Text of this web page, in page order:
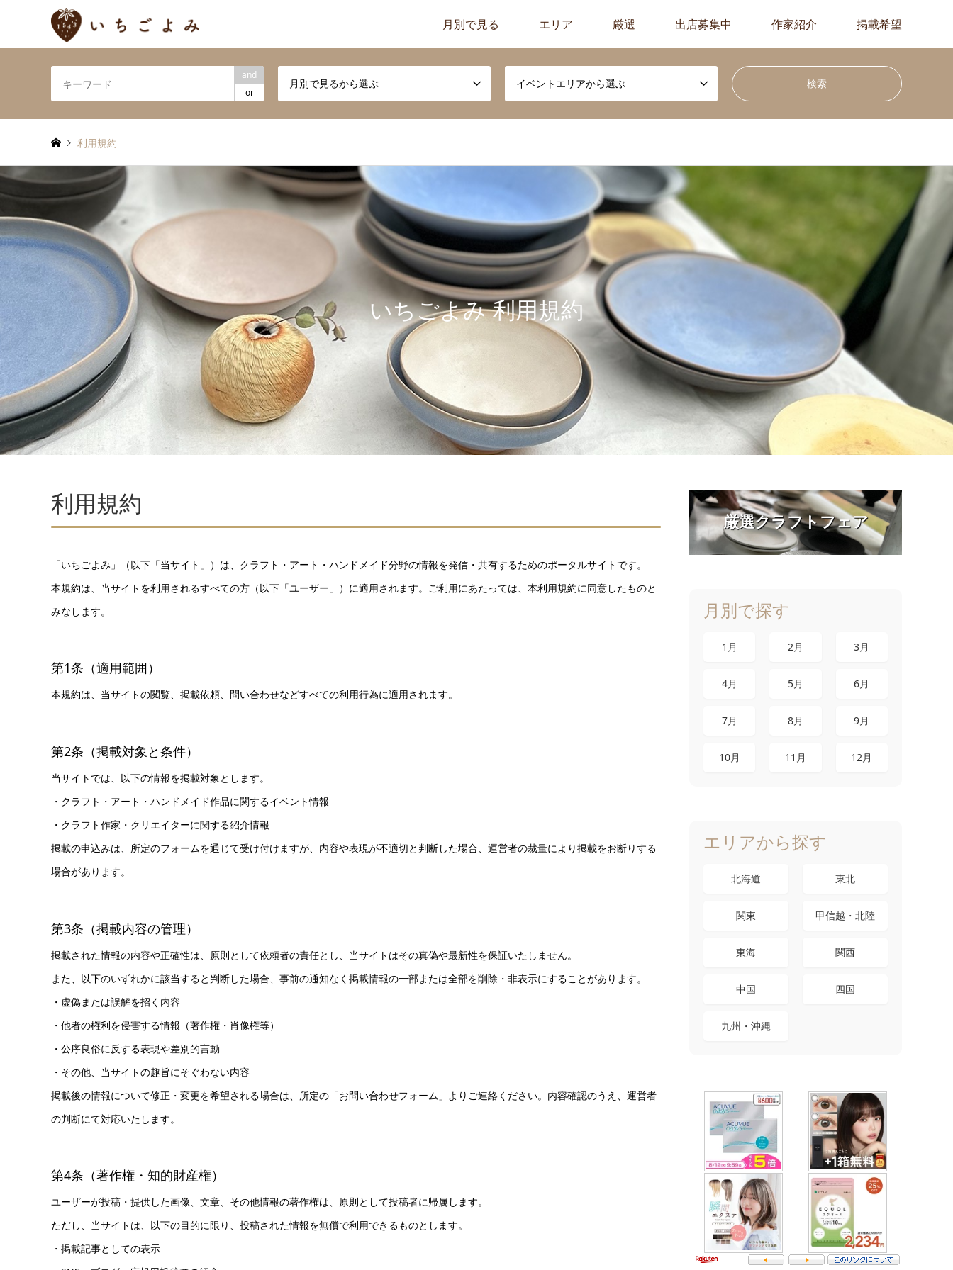
月別で見る エリア 厳選 出店募集中 作家紹介 掲載希望
and
or
月別で見るから選ぶ イベントエリアから選ぶ
利用規約
いちごよみ 利用規約
利用規約
「いちごよみ」（以下「当サイト」）は、クラフト・アート・ハンドメイド分野の情報を発信・共有するためのポータルサイトです。
本規約は、当サイトを利用されるすべての方（以下「ユーザー」）に適用されます。ご利用にあたっては、本利用規約に同意したものと
みなします。
第1条（適用範囲）
本規約は、当サイトの閲覧、掲載依頼、問い合わせなどすべての利用行為に適用されます。
第2条（掲載対象と条件）
当サイトでは、以下の情報を掲載対象とします。
・クラフト・アート・ハンドメイド作品に関するイベント情報
・クラフト作家・クリエイターに関する紹介情報
掲載の申込みは、所定のフォームを通じて受け付けますが、内容や表現が不適切と判断した場合、運営者の裁量により掲載をお断りする
場合があります。
第3条（掲載内容の管理）
掲載された情報の内容や正確性は、原則として依頼者の責任とし、当サイトはその真偽や最新性を保証いたしません。
また、以下のいずれかに該当すると判断した場合、事前の通知なく掲載情報の一部または全部を削除・非表示にすることがあります。
・虚偽または誤解を招く内容
・他者の権利を侵害する情報（著作権・肖像権等）
・公序良俗に反する表現や差別的言動
・その他、当サイトの趣旨にそぐわない内容
掲載後の情報について修正・変更を希望される場合は、所定の「お問い合わせフォーム」よりご連絡ください。内容確認のうえ、運営者
の判断にて対応いたします。
第4条（著作権・知的財産権）
ユーザーが投稿・提供した画像、文章、その他情報の著作権は、原則として投稿者に帰属します。
ただし、当サイトは、以下の目的に限り、投稿された情報を無償で利用できるものとします。
・掲載記事としての表示
厳選クラフトフェア
月別で探す
1月 2月 3月
4月 5月 6月
7月 8月 9月
10月 11月 12月
エリアから探す
北海道 東北
関東 甲信越・北陸
東海 関西
中国 四国
九州・沖縄